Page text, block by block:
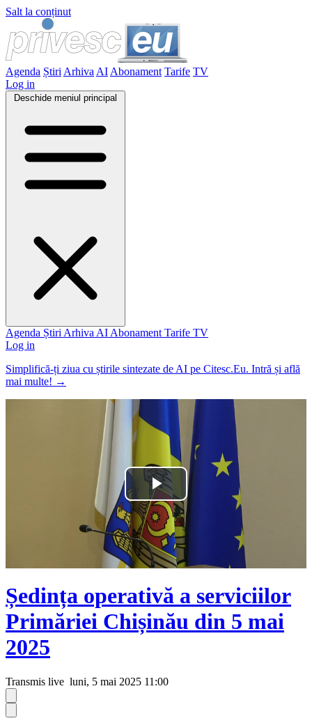
Salt la conținut
Agenda Știri Arhiva AI Abonament Tarife TV
Log in
Deschide meniul principal
Agenda Știri Arhiva AI Abonament Tarife TV
Log in
Simplifică-ți ziua cu știrile sintezate de AI pe Citesc.Eu. Intră și află
mai multe! →
Play
Video
Ședința operativă a serviciilor
Primăriei Chișinău din 5 mai
2025
Transmis live luni, 5 mai 2025 11:00